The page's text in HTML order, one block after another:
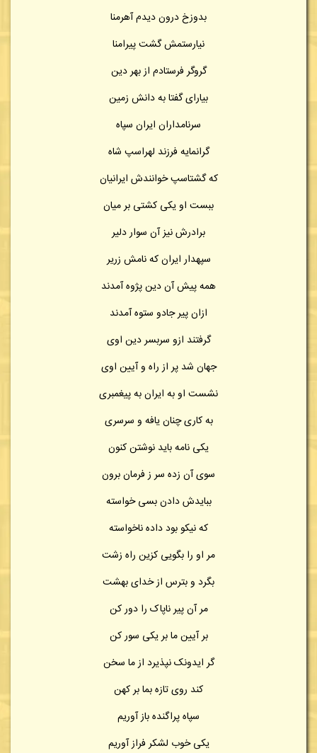
بدوزخ درون دیدم آهرمنا
نیارستمش گشت پیرامنا
گروگر فرستادم از بهر دین
بیارای گفتا به دانش زمین
سرنامداران ایران سپاه
گرانمایه فرزند لهراسپ شاه
که گشتاسپ خوانندش ایرانیان
ببست او یکی کشتی بر میان
برادرش نیز آن سوار دلیر
سپهدار ایران که نامش زریر
همه پیش آن دین پژوه آمدند
ازان پیر جادو ستوه آمدند
گرفتند ازو سربسر دین اوی
جهان شد پر از راه و آیین اوی
نشست او به ایران به پیغمبری
به کاری چنان یافه و سرسری
یکی نامه باید نوشتن کنون
سوی آن زده سر ز فرمان برون
ببایدش دادن بسی خواسته
که نیکو بود داده ناخواسته
مر او را بگویی کزین راه زشت
بگرد و بترس از خدای بهشت
مر آن پیر ناپاک را دور کن
بر آیین ما بر یکی سور کن
گر ایدونک نپذیرد از ما سخن
کند روی تازه بما بر کهن
سپاه پراگنده باز آوریم
یکی خوب لشکر فراز آوریم